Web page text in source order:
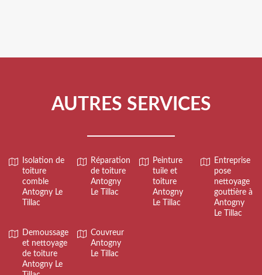
AUTRES SERVICES
Isolation de
toiture
comble
Antogny Le
Tillac
Réparation
de toiture
Antogny
Le Tillac
Peinture
tuile et
toiture
Antogny
Le Tillac
Entreprise
pose
nettoyage
gouttière à
Antogny
Le Tillac
Demoussage
et nettoyage
de toiture
Antogny Le
Couvreur
Antogny
Le Tillac